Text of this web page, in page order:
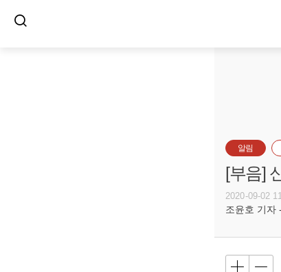
알림
[부음]
2020-09-02
조윤호 기자